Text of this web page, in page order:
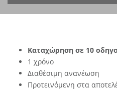
Καταχώρηση σε 10
1 χρόνο
Διαθέσιμη ανανέωση
Προτεινόμενη στα